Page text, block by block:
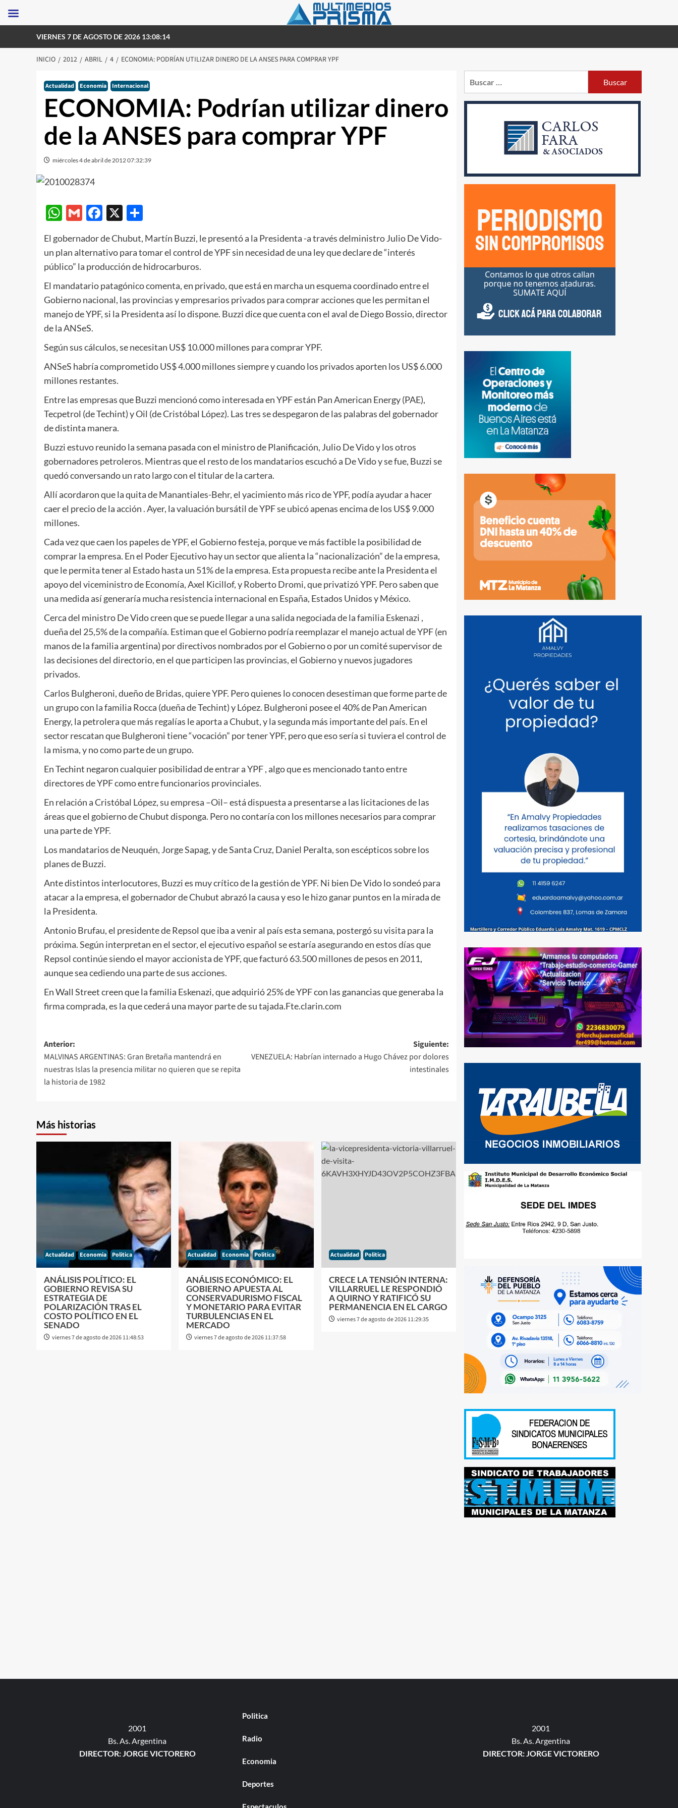
VIERNES 7 DE AGOSTO DE 2026 13:08:14
INICIO 2012 ABRIL 4 ECONOMIA: PODRÍAN UTILIZAR DINERO DE LA ANSES PARA COMPRAR YPF
Actualidad Economia Internacional
ECONOMIA: Podrían utilizar dinero
de la ANSES para comprar YPF
miércoles 4 de abril de 2012 07:32:39
WhatsApp
GmailFacebook
X
El gobernador de Chubut, Martín Buzzi, le presentó a la Presidenta -a través delministro Julio De Vido-
un plan alternativo para tomar el control de YPF sin necesidad de una ley que declare de “interés
público” la producción de hidrocarburos.
El mandatario patagónico comenta, en privado, que está en marcha un esquema coordinado entre el
Gobierno nacional, las provincias y empresarios privados para comprar acciones que les permitan el
manejo de YPF, si la Presidenta así lo dispone. Buzzi dice que cuenta con el aval de Diego Bossio, director
de la ANSeS.
Según sus cálculos, se necesitan US$ 10.000 millones para comprar YPF.
ANSeS habría comprometido US$ 4.000 millones siempre y cuando los privados aporten los US$ 6.000
millones restantes.
Entre las empresas que Buzzi mencionó como interesada en YPF están Pan American Energy (PAE),
Tecpetrol (de Techint) y Oil (de Cristóbal López). Las tres se despegaron de las palabras del gobernador
de distinta manera.
Buzzi estuvo reunido la semana pasada con el ministro de Planificación, Julio De Vido y los otros
gobernadores petroleros. Mientras que el resto de los mandatarios escuchó a De Vido y se fue, Buzzi se
quedó conversando un rato largo con el titular de la cartera.
Allí acordaron que la quita de Manantiales-Behr, el yacimiento más rico de YPF, podía ayudar a hacer
caer el precio de la acción . Ayer, la valuación bursátil de YPF se ubicó apenas encima de los US$ 9.000
millones.
Cada vez que caen los papeles de YPF, el Gobierno festeja, porque ve más factible la posibilidad de
comprar la empresa. En el Poder Ejecutivo hay un sector que alienta la “nacionalización” de la empresa,
que le permita tener al Estado hasta un 51% de la empresa. Esta propuesta recibe ante la Presidenta el
apoyo del viceministro de Economía, Axel Kicillof, y Roberto Dromi, que privatizó YPF. Pero saben que
una medida así generaría mucha resistencia internacional en España, Estados Unidos y México.
Cerca del ministro De Vido creen que se puede llegar a una salida negociada de la familia Eskenazi ,
dueña del 25,5% de la compañía. Estiman que el Gobierno podría reemplazar el manejo actual de YPF (en
manos de la familia argentina) por directivos nombrados por el Gobierno o por un comité supervisor de
las decisiones del directorio, en el que participen las provincias, el Gobierno y nuevos jugadores
privados.
Carlos Bulgheroni, dueño de Bridas, quiere YPF. Pero quienes lo conocen desestiman que forme parte de
un grupo con la familia Rocca (dueña de Techint) y López. Bulgheroni posee el 40% de Pan American
Energy, la petrolera que más regalías le aporta a Chubut, y la segunda más importante del país. En el
sector rescatan que Bulgheroni tiene “vocación” por tener YPF, pero que eso sería si tuviera el control de
la misma, y no como parte de un grupo.
En Techint negaron cualquier posibilidad de entrar a YPF , algo que es mencionado tanto entre
directores de YPF como entre funcionarios provinciales.
En relación a Cristóbal López, su empresa –Oil– está dispuesta a presentarse a las licitaciones de las
áreas que el gobierno de Chubut disponga. Pero no contaría con los millones necesarios para comprar
una parte de YPF.
Los mandatarios de Neuquén, Jorge Sapag, y de Santa Cruz, Daniel Peralta, son escépticos sobre los
planes de Buzzi.
Ante distintos interlocutores, Buzzi es muy crítico de la gestión de YPF. Ni bien De Vido lo sondeó para
atacar a la empresa, el gobernador de Chubut abrazó la causa y eso le hizo ganar puntos en la mirada de
la Presidenta.
Antonio Brufau, el presidente de Repsol que iba a venir al país esta semana, postergó su visita para la
próxima. Según interpretan en el sector, el ejecutivo español se estaría asegurando en estos días que
Repsol continúe siendo el mayor accionista de YPF, que facturó 63.500 millones de pesos en 2011,
aunque sea cediendo una parte de sus acciones.
En Wall Street creen que la familia Eskenazi, que adquirió 25% de YPF con las ganancias que generaba la
firma comprada, es la que cederá una mayor parte de su tajada.Fte.clarin.com
Navegación
de
entradas
Anterior:
MALVINAS ARGENTINAS: Gran Bretaña mantendrá en
nuestras Islas la presencia militar no quieren que se repita
la historia de 1982
Siguiente:
VENEZUELA: Habrían internado a Hugo Chávez por dolores
intestinales
Más historias
Actualidad Economia Politica
ANÁLISIS POLÍTICO: EL
GOBIERNO REVISA SU
ESTRATEGIA DE
POLARIZACIÓN TRAS EL
COSTO POLÍTICO EN EL
SENADO
viernes 7 de agosto de 2026 11:48:53
Actualidad Economia Politica
ANÁLISIS ECONÓMICO: EL
GOBIERNO APUESTA AL
CONSERVADURISMO FISCAL
Y MONETARIO PARA EVITAR
TURBULENCIAS EN EL
MERCADO
viernes 7 de agosto de 2026 11:37:58
Actualidad Politica
CRECE LA TENSIÓN INTERNA:
VILLARRUEL LE RESPONDIÓ
A QUIRNO Y RATIFICÓ SU
PERMANENCIA EN EL CARGO
viernes 7 de agosto de 2026 11:29:35
2001
Bs. As. Argentina
DIRECTOR: JORGE VICTORERO
Politica
Radio
Economia
Deportes
2001
Bs. As. Argentina
DIRECTOR: JORGE VICTORERO